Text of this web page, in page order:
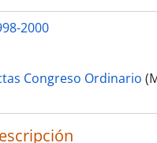
2000
Congreso Ordinario